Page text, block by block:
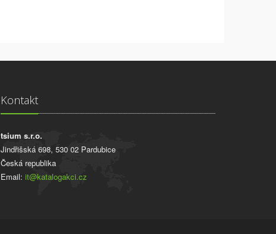
Kontakt
tsium s.r.o.
Jindřišská 698, 530 02 Pardubice
Česká republika
Email: it@katalogakci.cz